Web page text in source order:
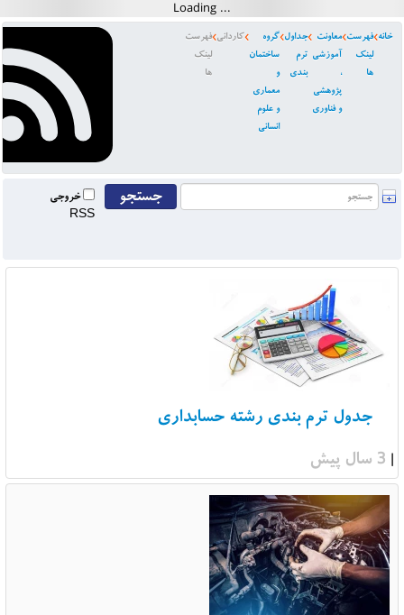
خانه فهرست
لینک
ها
معاونت
آموزشی
،
پژوهشی
و فناوری
جداول
ترم
بندی
گروه
ساختمان
و
معماری
و علوم
انسانی
کاردانی فهرست
لینک
ها
خروجی
RSS
جدول ترم بندی رشته حسابداری
| 3 سال پیش